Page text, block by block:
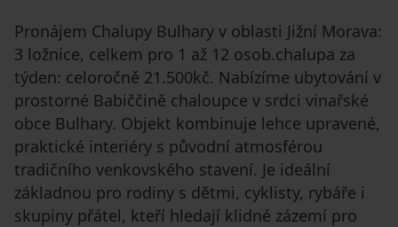
Pronájem Chalupy Bulhary v oblasti Jižní Morava:
3 ložnice, celkem pro 1 až 12 osob.chalupa za
týden: celoročně 21.500kč. Nabízíme ubytování v
prostorné Babiččině chaloupce v srdci vinařské
obce Bulhary. Objekt kombinuje lehce upravené,
praktické interiéry s původní atmosférou
tradičního venkovského stavení. Je ideální
základnou pro rodiny s dětmi, cyklisty, rybáře i
skupiny přátel, kteří hledají klidné zázemí pro